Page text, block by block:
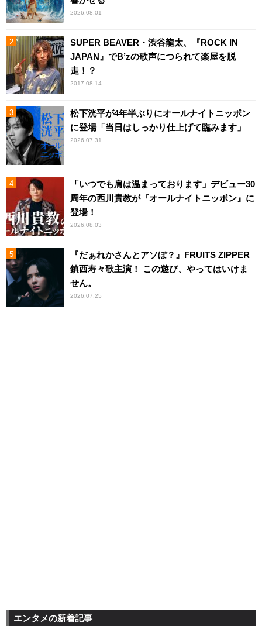
2026.08.01
SUPER BEAVER・渋谷龍太、『ROCK IN
JAPAN』でB’zの歌声につられて楽屋を脱
走！？
2017.08.14
松下洸平が4年半ぶりにオールナイトニッポン
に登場「当日はしっかり仕上げて臨みます」
2026.07.31
「いつでも肩は温まっております」デビュー30
周年の西川貴教が『オールナイトニッポン』に
登場！
2026.08.03
『だぁれかさんとアソぼ？』FRUITS ZIPPER
鎮西寿々歌主演！ この遊び、やってはいけま
せん。
2026.07.25
エンタメの新着記事